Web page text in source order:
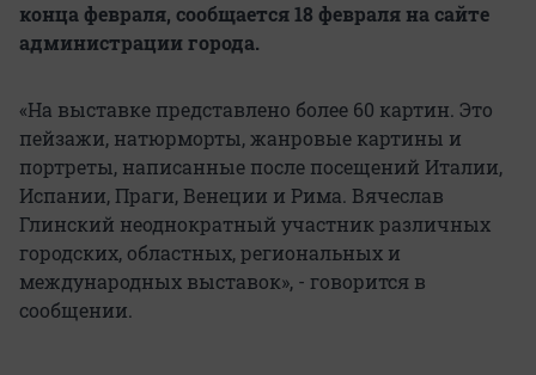
конца февраля, сообщается 18 февраля на сайте
администрации города.
«На выставке представлено более 60 картин. Это
пейзажи, натюрморты, жанровые картины и
портреты, написанные после посещений Италии,
Испании, Праги, Венеции и Рима. Вячеслав
Глинский неоднократный участник различных
городских, областных, региональных и
международных выставок», - говорится в
сообщении.